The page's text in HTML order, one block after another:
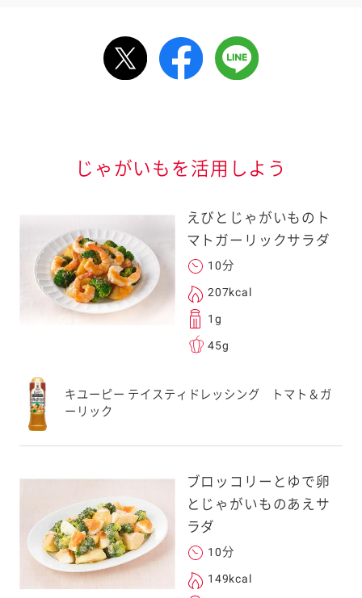
する事ができ
身以外の方に送
旦ご自身で受け
元コードをス
ォンのカメラ
るとアクセス
じゃがいもを活用しよう
えびとじゃがいものト
マトガーリックサラダ
10分
207kcal
1g
45g
キユーピー テイスティドレッシング トマト＆ガ
ーリック
ブロッコリーとゆで卵
とじゃがいものあえサ
ラダ
10分
149kcal